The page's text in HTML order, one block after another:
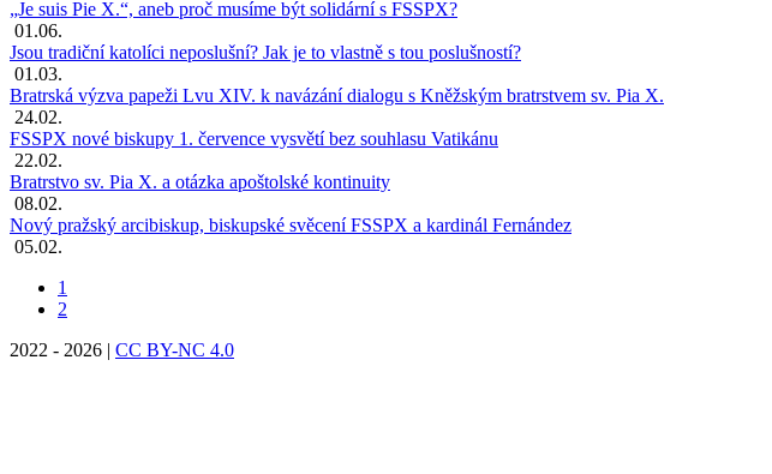
„Je suis Pie X.“, aneb proč musíme být solidární s FSSPX?
01.06.
Jsou tradiční katolíci neposlušní? Jak je to vlastně s tou poslušností?
01.03.
Bratrská výzva papeži Lvu XIV. k navázání dialogu s Kněžským bratrstvem sv. Pia X.
24.02.
FSSPX nové biskupy 1. července vysvětí bez souhlasu Vatikánu
22.02.
Bratrstvo sv. Pia X. a otázka apoštolské kontinuity
08.02.
Nový pražský arcibiskup, biskupské svěcení FSSPX a kardinál Fernández
05.02.
1
2
2022 - 2026 | CC BY-NC 4.0